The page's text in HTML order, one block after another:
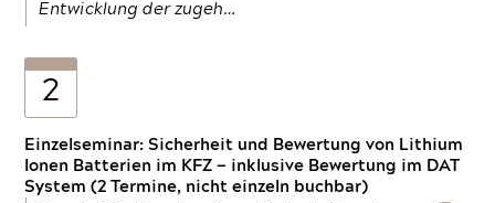
Entwicklung der zugeh…
2
Einzelseminar: Sicherheit und Bewertung von Lithium
Ionen Batterien im KFZ — inklusive Bewertung im DAT
System (2 Termine, nicht einzeln buchbar)